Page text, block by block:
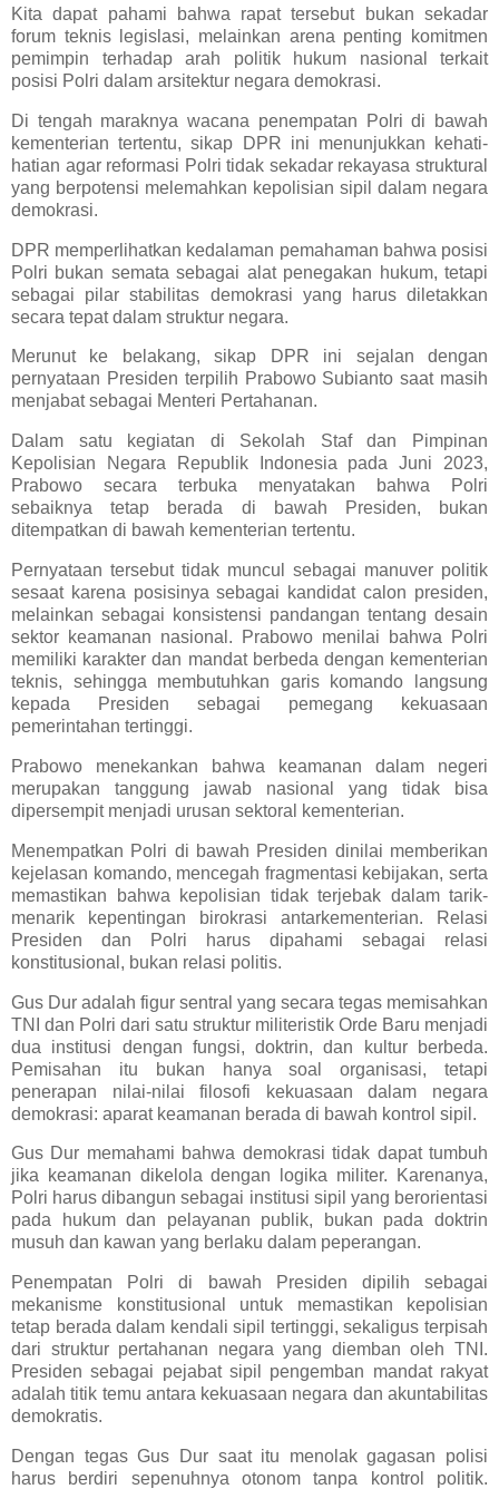
Kita dapat pahami bahwa rapat tersebut bukan sekadar
forum teknis legislasi, melainkan arena penting komitmen
pemimpin terhadap arah politik hukum nasional terkait
posisi Polri dalam arsitektur negara demokrasi.
Di tengah maraknya wacana penempatan Polri di bawah
kementerian tertentu, sikap DPR ini menunjukkan kehati-
hatian agar reformasi Polri tidak sekadar rekayasa struktural
yang berpotensi melemahkan kepolisian sipil dalam negara
demokrasi.
DPR memperlihatkan kedalaman pemahaman bahwa posisi
Polri bukan semata sebagai alat penegakan hukum, tetapi
sebagai pilar stabilitas demokrasi yang harus diletakkan
secara tepat dalam struktur negara.
Merunut ke belakang, sikap DPR ini sejalan dengan
pernyataan Presiden terpilih Prabowo Subianto saat masih
menjabat sebagai Menteri Pertahanan.
Dalam satu kegiatan di Sekolah Staf dan Pimpinan
Kepolisian Negara Republik Indonesia pada Juni 2023,
Prabowo secara terbuka menyatakan bahwa Polri
sebaiknya tetap berada di bawah Presiden, bukan
ditempatkan di bawah kementerian tertentu.
Pernyataan tersebut tidak muncul sebagai manuver politik
sesaat karena posisinya sebagai kandidat calon presiden,
melainkan sebagai konsistensi pandangan tentang desain
sektor keamanan nasional. Prabowo menilai bahwa Polri
memiliki karakter dan mandat berbeda dengan kementerian
teknis, sehingga membutuhkan garis komando langsung
kepada Presiden sebagai pemegang kekuasaan
pemerintahan tertinggi.
Prabowo menekankan bahwa keamanan dalam negeri
merupakan tanggung jawab nasional yang tidak bisa
dipersempit menjadi urusan sektoral kementerian.
Menempatkan Polri di bawah Presiden dinilai memberikan
kejelasan komando, mencegah fragmentasi kebijakan, serta
memastikan bahwa kepolisian tidak terjebak dalam tarik-
menarik kepentingan birokrasi antarkementerian. Relasi
Presiden dan Polri harus dipahami sebagai relasi
konstitusional, bukan relasi politis.
Gus Dur adalah figur sentral yang secara tegas memisahkan
TNI dan Polri dari satu struktur militeristik Orde Baru menjadi
dua institusi dengan fungsi, doktrin, dan kultur berbeda.
Pemisahan itu bukan hanya soal organisasi, tetapi
penerapan nilai-nilai filosofi kekuasaan dalam negara
demokrasi: aparat keamanan berada di bawah kontrol sipil.
Gus Dur memahami bahwa demokrasi tidak dapat tumbuh
jika keamanan dikelola dengan logika militer. Karenanya,
Polri harus dibangun sebagai institusi sipil yang berorientasi
pada hukum dan pelayanan publik, bukan pada doktrin
musuh dan kawan yang berlaku dalam peperangan.
Penempatan Polri di bawah Presiden dipilih sebagai
mekanisme konstitusional untuk memastikan kepolisian
tetap berada dalam kendali sipil tertinggi, sekaligus terpisah
dari struktur pertahanan negara yang diemban oleh TNI.
Presiden sebagai pejabat sipil pengemban mandat rakyat
adalah titik temu antara kekuasaan negara dan akuntabilitas
demokratis.
Dengan tegas Gus Dur saat itu menolak gagasan polisi
harus berdiri sepenuhnya otonom tanpa kontrol politik.